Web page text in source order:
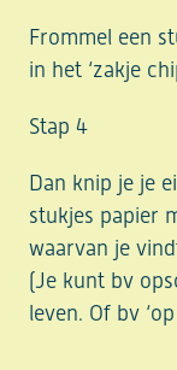
Frommel een
in het ‘zakje
Stap 4
Dan knip je je
stukjes papier
waarvan je
(Je kunt bv
leven. Of bv